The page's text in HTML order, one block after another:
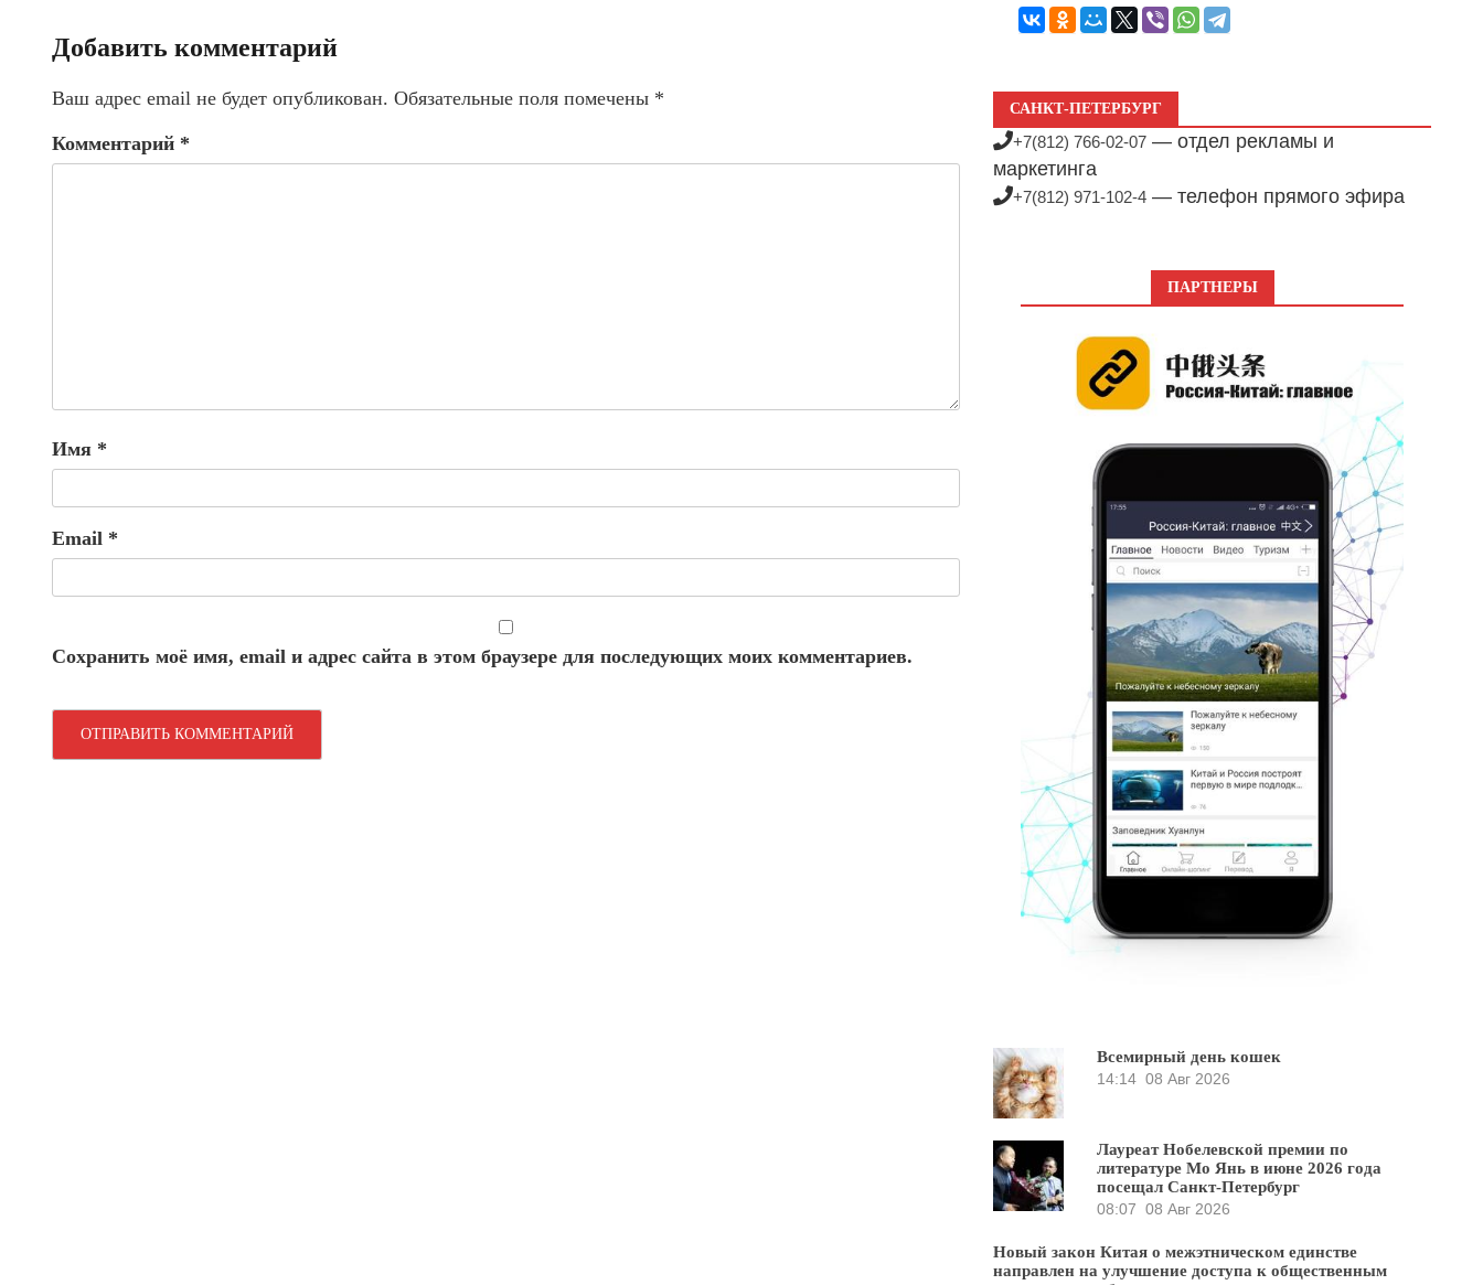
Добавить комментарий
Ваш адрес email не будет опубликован. Обязательные поля помечены *
Комментарий *
Имя *
Email *
Сохранить моё имя, email и адрес сайта в этом браузере для последующих моих комментариев.
САНКТ-ПЕТЕРБУРГ
+7(812) 766-02-07 — отдел рекламы и
маркетинга
+7(812) 971-102-4 — телефон прямого эфира
ПАРТНЕРЫ
Всемирный день кошек
14:14 08 Авг 2026
Лауреат Нобелевской премии по
литературе Мо Янь в июне 2026 года
посещал Санкт-Петербург
08:07 08 Авг 2026
Новый закон Китая о межэтническом единстве
направлен на улучшение доступа к общественным